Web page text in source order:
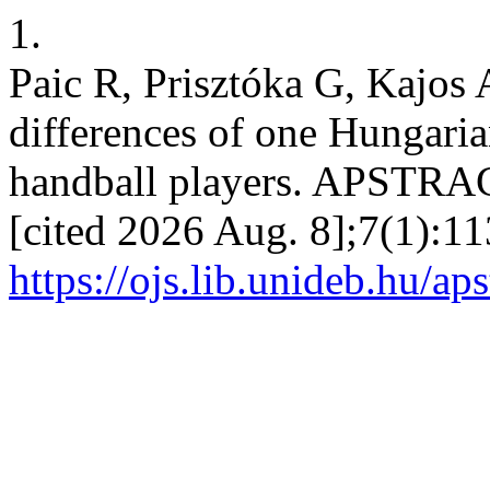
1.
Paic R, Prisztóka G, Kajos
differences of one
handball players.
[cited 2026 Aug.
https://ojs.lib.unideb.hu/